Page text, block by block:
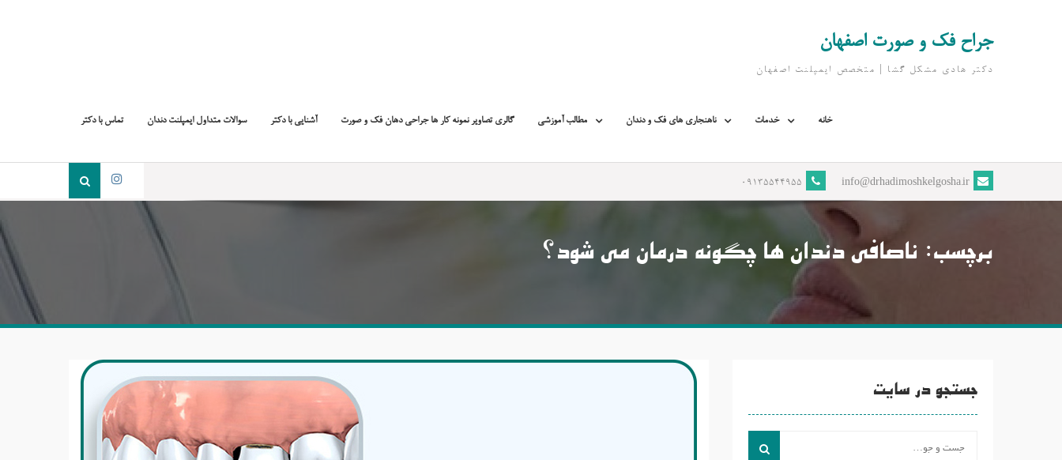
جراح فک و صورت اصفهان
دکتر هادی مشکل گشا | متخصص ايمپلنت اصفهان
خانه خدمات ناهنجاری های فک و دندان مطالب آموزشی گالری تصاویر نمونه کار ها جراحی دهان فک و صورت آشنایی با دکتر سوالات متداول ایمپلنت دندان تماس با دکتر
info@drhadimoshkelgosha.ir
09135544955
برچسب: ناصافی دندان ها چگونه درمان می شود؟
جستجو در سایت